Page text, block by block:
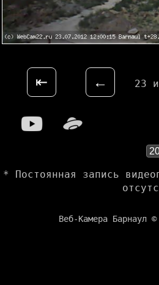
⇤ ← 23
* Постоянная запись
Веб-Камера Барнаул